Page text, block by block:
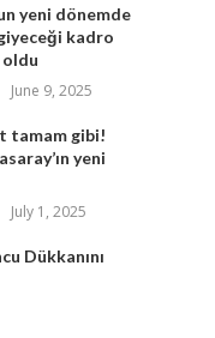
yeni dönemde
kadro
oldu
June 9, 2025
tamam gibi!
yeni
July 1, 2025
Dükkanını